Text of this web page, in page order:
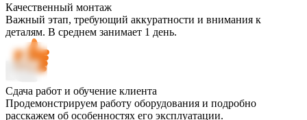
Качественный монтаж
Важный этап, требующий аккуратности и внимания к
деталям. В среднем занимает 1 день.
Сдача работ и обучение клиента
Продемонстрируем работу оборудования и подробно
расскажем об особенностях его эксплуатации.